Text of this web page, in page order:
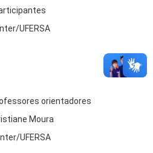
UFERSA
orientadores
Moura
UFERSA